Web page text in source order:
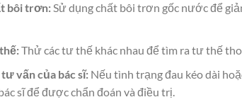
bôi trơn:Sử dụng chất bôi trơn gốc nước để
Thử các tư thế khác nhau để tìm ra tư thế
vấn của bác sĩ:Nếu tình trạng đau kéo dài
sĩ để được chẩn đoán và điều trị.